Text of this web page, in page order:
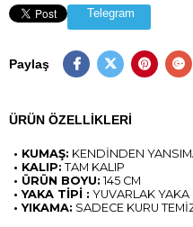
Telegram
Paylaş
ÜRÜN ÖZELLIKLERI
• KUMAŞ: KENDİNDEN
• KALIP: TAM KALIP
• ÜRÜN BOYU: 145 CM
• YAKA TİPİ : YUVARLAK YAKA
• YIKAMA: SADECE KURU